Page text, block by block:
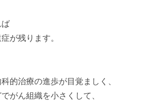
ば
が残ります。
的治療の進歩が目覚ましく、
がん組織を小さくして、